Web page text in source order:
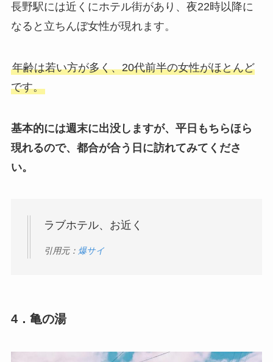
長野駅には近くにホテル街があり、夜22時以降に
なると立ちんぼ女性が現れます。
年齢は若い方が多く、20代前半の女性がほとんど
です。
基本的には週末に出没しますが、平日もちらほら
現れるので、都合が合う日に訪れてみてくださ
い。
ラブホテル、お近く
引用元： 爆サイ
4．亀の湯